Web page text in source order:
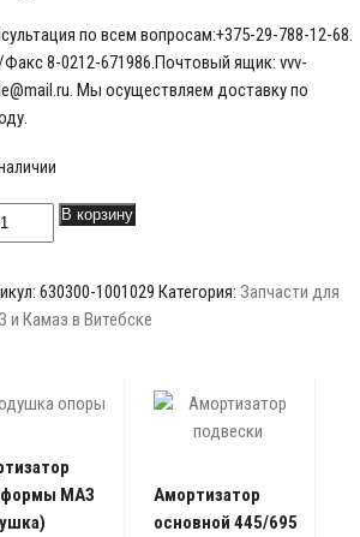
по всем вопросам:+375-29-788-12-68.
Факс 8-0212-671986.Почтовый ящик: vvv-
Мы осуществляем доставку по
В корзину
630300-1001029 Категория:Запчасти для
и Камаз в Витебске
МАЗ
Амортизатор
основной 445/695